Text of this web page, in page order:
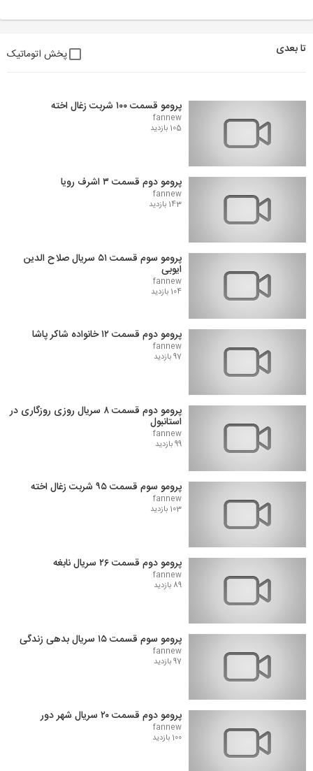
تا بعدی پخش اتوماتیک
پرومو قسمت ۱۰۰ شربت زغال اخته
fannew
105 بازدید
پرومو دوم قسمت ۳ اشرف رویا
fannew
143 بازدید
پرومو سوم قسمت ۵۱ سریال صلاح الدین
ایوبی
fannew
104 بازدید
پرومو دوم قسمت ۱۲ خانواده شاکر پاشا
fannew
97 بازدید
پرومو دوم قسمت ۸ سریال روزی روزگاری در
استانبول
fannew
99 بازدید
پرومو سوم قسمت ۹۵ شربت زغال اخته
fannew
103 بازدید
پرومو دوم قسمت ۲۶ سریال نابغه
fannew
89 بازدید
پرومو سوم قسمت ۱۵ سریال بدهی زندگی
fannew
97 بازدید
پرومو دوم قسمت ۲۰ سریال شهر دور
fannew
100 بازدید